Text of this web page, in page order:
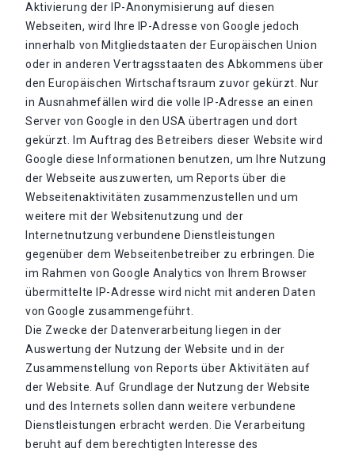
Aktivierung der IP-Anonymisierung auf diesen
Webseiten, wird Ihre IP-Adresse von Google jedoch
innerhalb von Mitgliedstaaten der Europäischen Union
oder in anderen Vertragsstaaten des Abkommens über
den Europäischen Wirtschaftsraum zuvor gekürzt. Nur
in Ausnahmefällen wird die volle IP-Adresse an einen
Server von Google in den USA übertragen und dort
gekürzt. Im Auftrag des Betreibers dieser Website wird
Google diese Informationen benutzen, um Ihre Nutzung
der Webseite auszuwerten, um Reports über die
Webseitenaktivitäten zusammenzustellen und um
weitere mit der Websitenutzung und der
Internetnutzung verbundene Dienstleistungen
gegenüber dem Webseitenbetreiber zu erbringen. Die
im Rahmen von Google Analytics von Ihrem Browser
übermittelte IP-Adresse wird nicht mit anderen Daten
von Google zusammengeführt.
Die Zwecke der Datenverarbeitung liegen in der
Auswertung der Nutzung der Website und in der
Zusammenstellung von Reports über Aktivitäten auf
der Website. Auf Grundlage der Nutzung der Website
und des Internets sollen dann weitere verbundene
Dienstleistungen erbracht werden. Die Verarbeitung
beruht auf dem berechtigten Interesse des